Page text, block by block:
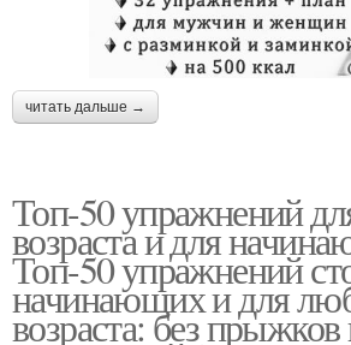
читать дальше →
Топ-50 упражнений
возраста и для
Топ-50 упражнений
начинающих и для
возраста: без прыжков